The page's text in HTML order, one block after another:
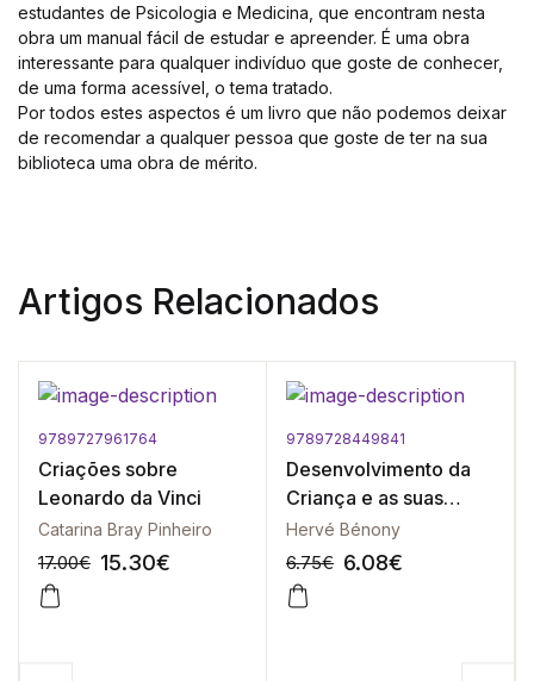
estudantes de Psicologia e Medicina, que encontram nesta
obra um manual fácil de estudar e apreender. É uma obra
interessante para qualquer indivíduo que goste de conhecer,
de uma forma acessível, o tema tratado.
Por todos estes aspectos é um livro que não podemos deixar
de recomendar a qualquer pessoa que goste de ter na sua
biblioteca uma obra de mérito.
Artigos Relacionados
9789727961764
Criações sobre
Leonardo da Vinci
Catarina Bray Pinheiro
17.00€ 15.30€
9789728449841
Desenvolvimento da
Criança e as suas
Psicopatologias, O
Hervé Bénony
6.75€ 6.08€